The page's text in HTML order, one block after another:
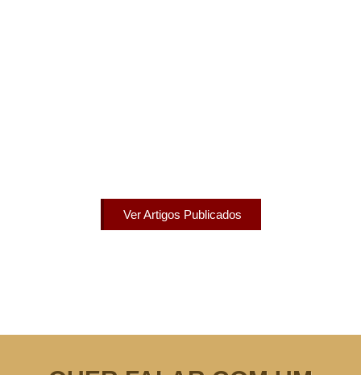
Ver Artigos Publicados